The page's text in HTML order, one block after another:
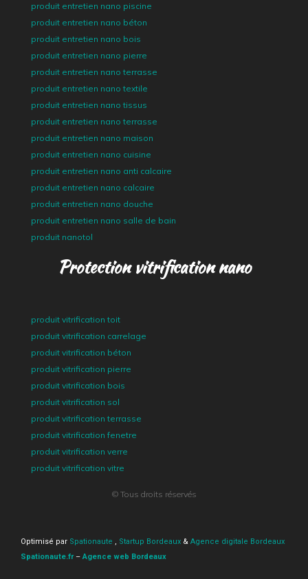
produit entretien nano piscine
produit entretien nano béton
produit entretien nano bois
produit entretien nano pierre
produit entretien nano terrasse
produit entretien nano textile
produit entretien nano tissus
produit entretien nano terrasse
produit entretien nano maison
produit entretien nano cuisine
produit entretien nano anti calcaire
produit entretien nano calcaire
produit entretien nano douche
produit entretien nano salle de bain
produit nanotol
Protection vitrification nano
produit vitrification toit
produit vitrification carrelage
produit vitrification béton
produit vitrification pierre
produit vitrification bois
produit vitrification sol
produit vitrification terrasse
produit vitrification fenetre
produit vitrification verre
produit vitrification vitre
© Tous droits réservés
Optimisé par Spationaute , Startup Bordeaux & Agence digitale Bordeaux
Spationaute.fr–Agence web Bordeaux